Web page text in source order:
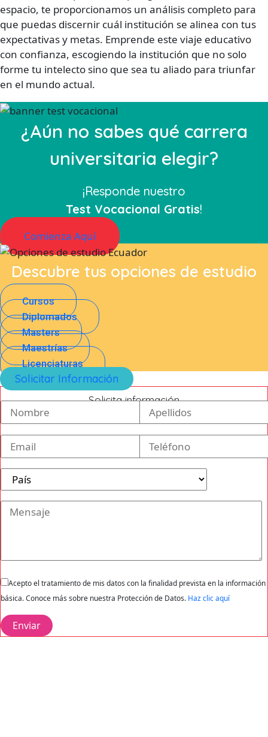
espacio, te proporcionamos un análisis completo para
que puedas discernir cuál institución se alinea con tus
expectativas y metas. Emprende este viaje educativo
con confianza, escogiendo la institución que no solo
forme tu intelecto sino que sea tu aliado para triunfar
en el mundo actual.
¿Aún no sabes qué carrera
universitaria elegir?
¡Responde nuestro
Test Vocacional Gratis!
Comienza Aquí
Descubre tus opciones de estudio
Cursos
Diplomados
Masters
Maestrías
Licenciaturas
Solicitar Información
Solicita información
Acepto el tratamiento de mis datos con la finalidad prevista en la información
básica. Conoce más sobre nuestra Protección de Datos. Haz clic aquí